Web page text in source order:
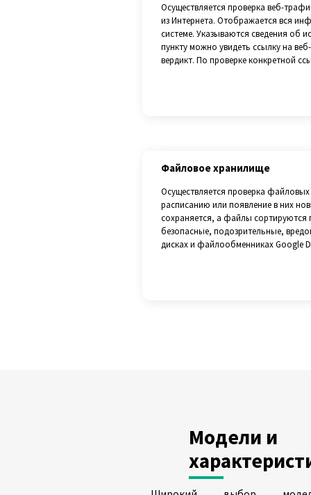
Осуществляется проверка веб-
из Интернета. Отображается вся
системе. Указываются сведения об
пункту можно увидеть ссылку на
вердикт. По проверке конкретной
Файловое хранилище
Осуществляется проверка
расписанию или появление в них
сохраняется, а файлы сортируются
безопасные, подозрительные,
дисках и файлообменниках Google
Модели и